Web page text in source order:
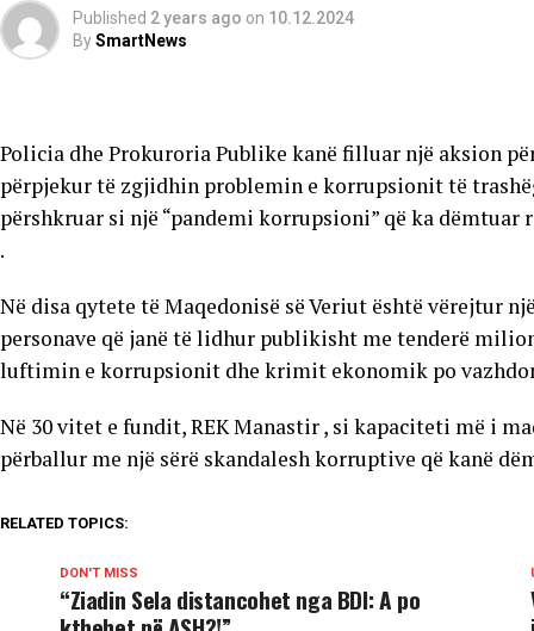
Published 2 years ago on 10.12.2024
BySmartNews
Policia dhe Prokuroria Publike kanë filluar një aksion
përpjekur të zgjidhin problemin e korrupsionit të
përshkruar si një “pandemi korrupsioni” që ka
.
Në disa qytete të Maqedonisë së Veriut është vërejtur
personave që janë të lidhur publikisht me tenderë
luftimin e korrupsionit dhe krimit ekonomik po
Në 30 vitet e fundit, REK Manastir , si kapaciteti më i
përballur me një sërë skandalesh korruptive që kanë
RELATED TOPICS:
DON'T MISS
“Ziadin Sela distancohet nga BDI: A po